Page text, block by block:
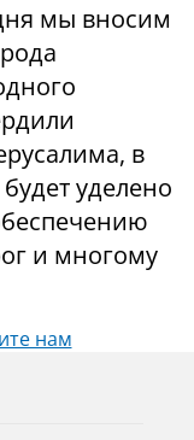
мы вносим
в
уделено
и многому
нам